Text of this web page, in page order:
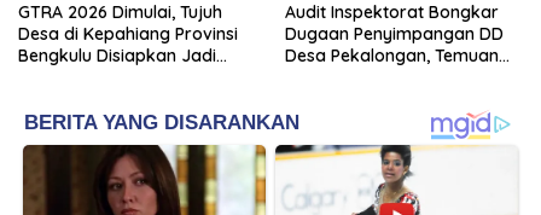
GTRA 2026 Dimulai, Tujuh
Desa di Kepahiang Provinsi
Bengkulu Disiapkan Jadi
Audit Inspektorat Bongkar
Dugaan Penyimpangan DD
Desa Pekalongan, Temuan